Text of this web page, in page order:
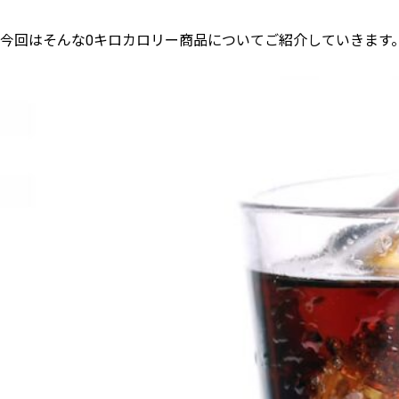
今回はそんな0キロカロリー商品についてご紹介していきます